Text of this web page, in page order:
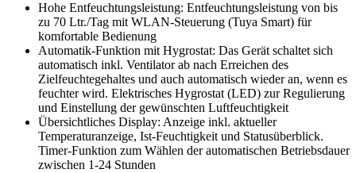
Hohe Entfeuchtungsleistung: Entfeuchtungsleistung von bis
zu 70 Ltr./Tag mit WLAN-Steuerung (Tuya Smart) für
komfortable Bedienung
Automatik-Funktion mit Hygrostat: Das Gerät schaltet sich
automatisch inkl. Ventilator ab nach Erreichen des
Zielfeuchtegehaltes und auch automatisch wieder an, wenn es
feuchter wird. Elektrisches Hygrostat (LED) zur Regulierung
und Einstellung der gewünschten Luftfeuchtigkeit
Übersichtliches Display: Anzeige inkl. aktueller
Temperaturanzeige, Ist-Feuchtigkeit und Statusüberblick.
Timer-Funktion zum Wählen der automatischen Betriebsdauer
zwischen 1-24 Stunden